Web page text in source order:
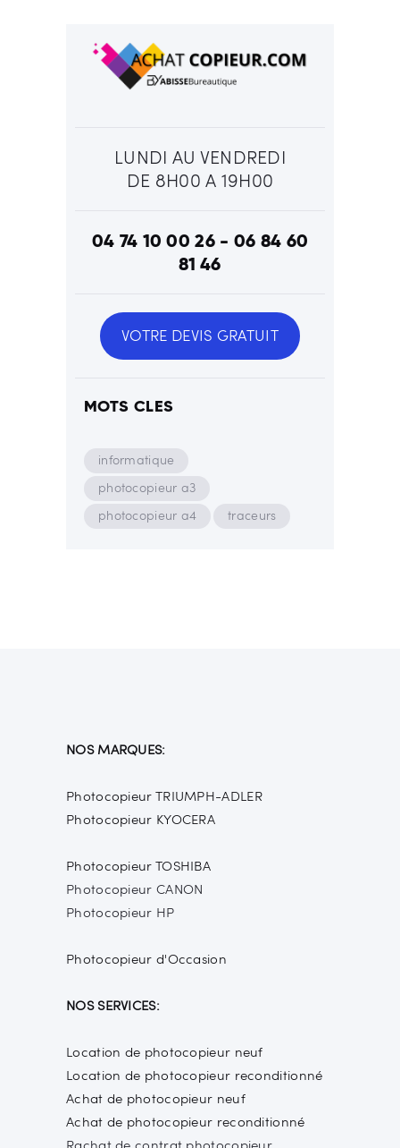
LUNDI AU VENDREDI
DE 8H00 A 19H00
04 74 10 00 26 - 06 84 60
81 46
VOTRE DEVIS GRATUIT
MOTS CLES
informatique
photocopieur a3
photocopieur a4
traceurs
NOS MARQUES:
Photocopieur TRIUMPH-ADLER
Photocopieur KYOCERA
Photocopieur TOSHIBA
Photocopieur CANON
Photocopieur HP
Photocopieur d'Occasion
NOS SERVICES:
Location de photocopieur neuf
Location de photocopieur reconditionné
Achat de photocopieur neuf
Achat de photocopieur reconditionné